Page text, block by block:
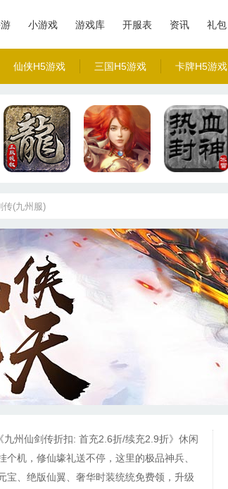
仙侠H5游戏 三国H5游戏 卡牌H5游戏
小游戏 游戏库 开服表 资讯 礼包
传(九州服)
九州仙剑传折扣: 首充2.6折/续充2.9折》休闲
个机，修仙壕礼送不停，这里的极品神兵、
宝、绝版仙翼、奢华时装统统免费领，升级